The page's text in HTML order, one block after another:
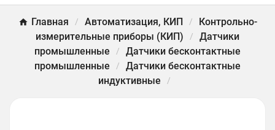
Главная Автоматизация, КИП
Контрольно-
измерительные приборы (КИП)
Датчики
промышленные
Датчики бесконтактные
промышленные
Датчики бесконтактные
индуктивные